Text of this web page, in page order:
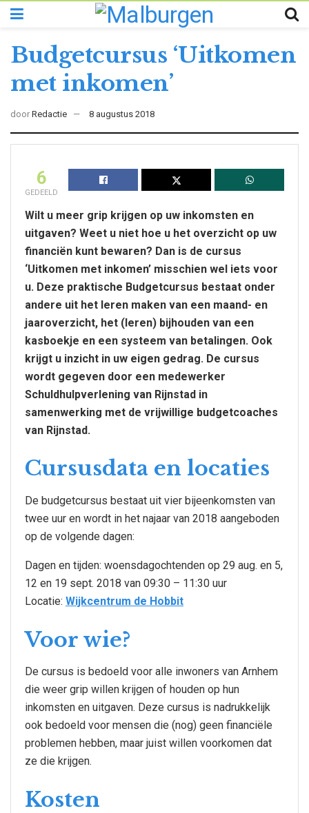
Budgetcursus ‘Uitkomen
met inkomen’
door Redactie 8 augustus 2018
6
GEDEELD
Wilt u meer grip krijgen op uw inkomsten en
uitgaven? Weet u niet hoe u het overzicht op uw
financiën kunt bewaren? Dan is de cursus
‘Uitkomen met inkomen’ misschien wel iets voor
u. Deze praktische Budgetcursus bestaat onder
andere uit het leren maken van een maand- en
jaaroverzicht, het (leren) bijhouden van een
kasboekje en een systeem van betalingen. Ook
krijgt u inzicht in uw eigen gedrag. De cursus
wordt gegeven door een medewerker
Schuldhulpverlening van Rijnstad in
samenwerking met de vrijwillige budgetcoaches
van Rijnstad.
Cursusdata en locaties
De budgetcursus bestaat uit vier bijeenkomsten van
twee uur en wordt in het najaar van 2018 aangeboden
op de volgende dagen:
Dagen en tijden: woensdagochtenden op 29 aug. en 5,
12 en 19 sept. 2018 van 09:30 – 11:30 uur
Locatie: Wijkcentrum de Hobbit
Voor wie?
De cursus is bedoeld voor alle inwoners van Arnhem
die weer grip willen krijgen of houden op hun
inkomsten en uitgaven. Deze cursus is nadrukkelijk
ook bedoeld voor mensen die (nog) geen financiële
problemen hebben, maar juist willen voorkomen dat
ze die krijgen.
Kosten